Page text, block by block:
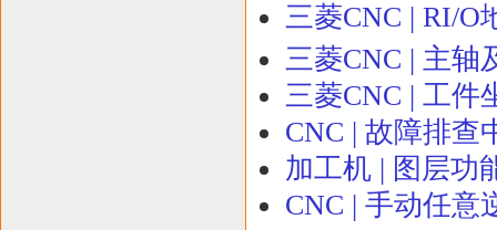
三菱CNC | RI/O
三菱CNC | 主轴
三菱CNC | 工件
CNC | 故障排查
加工机 | 图层功
CNC | 手动任意